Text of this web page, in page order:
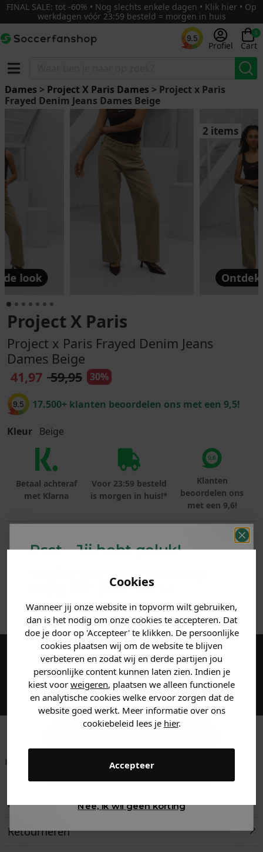
Cookies
Wanneer jij onze website in topvorm wilt gebruiken,
dan is het nodig om onze cookies te accepteren. Dat
doe je door op 'Accepteer' te klikken. De persoonlijke
cookies plaatsen wij om de website te blijven
verbeteren en zodat wij en derde partijen jou
persoonlijke content kunnen laten zien. Indien je
kiest voor weigeren, plaatsen we alleen functionele
en analytische cookies welke ervoor zorgen dat de
website goed werkt. Meer informatie over ons
cookiebeleid lees je hier.
Accepteer
FINAL SALE: tot -60% • Nog slechts enkele dagen • Klik hier • Op
werkdagen vóór 23:59 besteld = morgen in huis
9.5
Profiel
0
Cart
Dames > Project X Paris Dames > Project x Paris
Frayed Denim Jeans Dames Beige
de look
2 items
Project X Paris
Project x Paris Frayed Denim Jeans
Dames Beige
41,97 59,95 30%
9.5 17.500+ klanten beoordelen ons met een 9,5!
Kleur Beige
Betaal achteraf
met Klarna
Voor 23:59 besteld
is morgen in huis!*
Klanten
beoordelen ons
met een 9,6!
Maak een account aan en ontvang 5%
korting op je eerste bestelling!
Betaal achteraf met
Voor 23:59 besteld
Klantenservice
Retourneren
Psst... Jij hebt geluk!
Welke mystery
krijg jij? (Tot-30%
Vertel ons waar je naar op
zoek bent. 👇
Heren kleding
Dames kleding
Gewoon rondkijken
Nee, ik wil geen korting